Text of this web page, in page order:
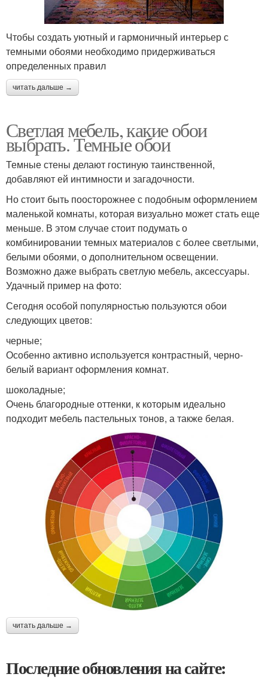
Чтобы создать уютный и гармоничный интерьер с
темными обоями необходимо придерживаться
определенных правил
читать дальше →
Светлая мебель, какие обои
выбрать. Темные обои
Темные стены делают гостиную таинственной,
добавляют ей интимности и загадочности.
Но стоит быть поосторожнее с подобным оформлением
маленькой комнаты, которая визуально может стать еще
меньше. В этом случае стоит подумать о
комбинировании темных материалов с более светлыми,
белыми обоями, о дополнительном освещении.
Возможно даже выбрать светлую мебель, аксессуары.
Удачный пример на фото:
Сегодня особой популярностью пользуются обои
следующих цветов:
черные;
Особенно активно используется контрастный, черно-
белый вариант оформления комнат.
шоколадные;
Очень благородные оттенки, к которым идеально
подходит мебель пастельных тонов, а также белая.
читать дальше →
Последние обновления на сайте: